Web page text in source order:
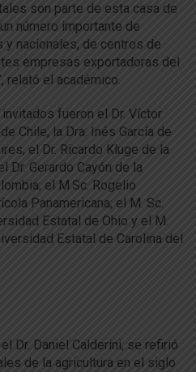
son parte de esta casa de
número importante de
nacionales, de centros de
empresas exportadoras del
relató el académico.
fueron el Dr. Víctor
Chile; la Dra. Inés García de
el Dr. Ricardo Kluge de la
Dr. Gerardo Cayón de la
el M.Sc. Rogelio
Panamericana; el M. Sc.
Estatal de Ohio y el M.
Estatal de Carolina del
Dr. Daniel Calderini, se refirió
de la agricultura en el siglo